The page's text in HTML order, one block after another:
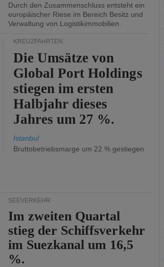
Durch den Zusammenschluss entsteht ein
europäischer Riese im Bereich Besitz und
Verwaltung von Logistikimmobilien.
KREUZFAHRTEN
Die Umsätze von
Global Port Holdings
stiegen im ersten
Halbjahr dieses
Jahres um 27 %.
Istanbul
Bruttobetriebsmarge um 22 % gestiegen
SEEVERKEHR
Im zweiten Quartal
stieg der Schiffsverkehr
im Suezkanal um 16,5
%.